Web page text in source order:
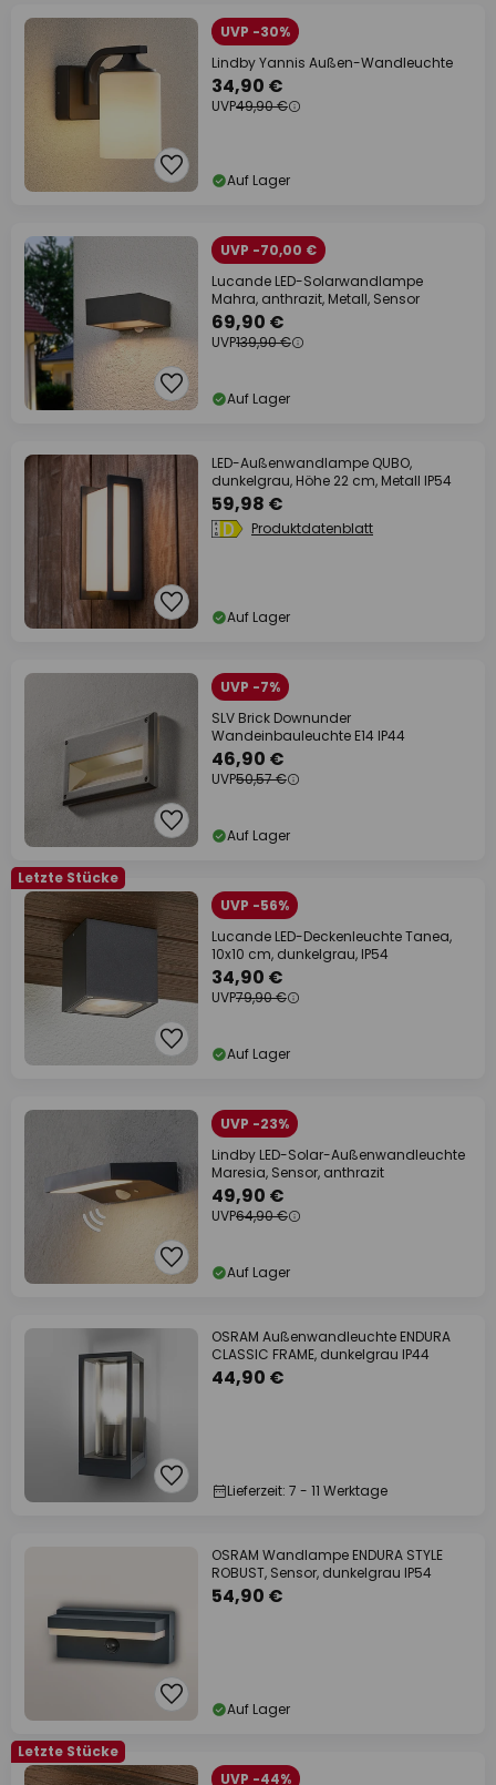
UVP -30%
Lindby Yannis Außen-Wandleuchte
34,90 €
UVP49,90 €
Auf Lager
UVP -70,00 €
Lucande LED-Solarwandlampe
Mahra, anthrazit, Metall, Sensor
69,90 €
UVP139,90 €
Auf Lager
LED-Außenwandlampe QUBO,
dunkelgrau, Höhe 22 cm, Metall IP54
59,98 €
Produktdatenblatt
Auf Lager
UVP -7%
SLV Brick Downunder
Wandeinbauleuchte E14 IP44
46,90 €
UVP50,57 €
Auf Lager
Letzte Stücke
UVP -56%
Lucande LED-Deckenleuchte Tanea,
10x10 cm, dunkelgrau, IP54
34,90 €
UVP79,90 €
Auf Lager
UVP -23%
Lindby LED-Solar-Außenwandleuchte
Maresia, Sensor, anthrazit
49,90 €
UVP64,90 €
Auf Lager
OSRAM Außenwandleuchte ENDURA
CLASSIC FRAME, dunkelgrau IP44
44,90 €
Lieferzeit: 7 - 11 Werktage
OSRAM Wandlampe ENDURA STYLE
ROBUST, Sensor, dunkelgrau IP54
54,90 €
Auf Lager
Letzte Stücke
UVP -44%